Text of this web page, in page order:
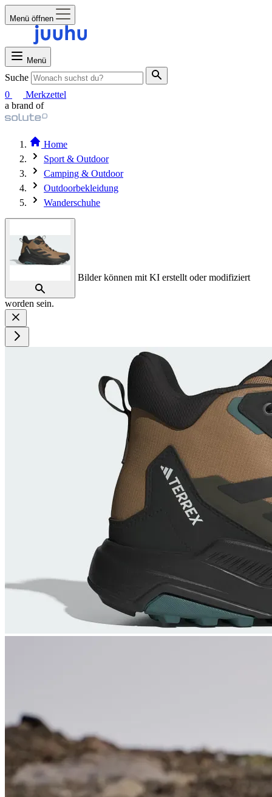
Menü öffnen
Menü
Suche
0
Merkzettel
a brand of
Home
Sport & Outdoor
Camping & Outdoor
Outdoorbekleidung
Wanderschuhe
Bilder können mit KI erstellt oder modifiziert
worden sein.